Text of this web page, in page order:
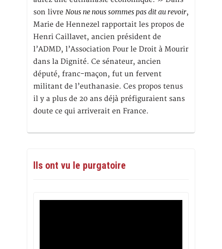
son livre Nous ne nous sommes pas dit au revoir,
Marie de Hennezel rapportait les propos de
Henri Caillavet, ancien président de
l’ADMD, l’Association Pour le Droit à Mourir
dans la Dignité. Ce sénateur, ancien
député, franc-maçon, fut un fervent
militant de l’euthanasie. Ces propos tenus
il y a plus de 20 ans déjà préfiguraient sans
doute ce qui arriverait en France.
Ils ont vu le purgatoire